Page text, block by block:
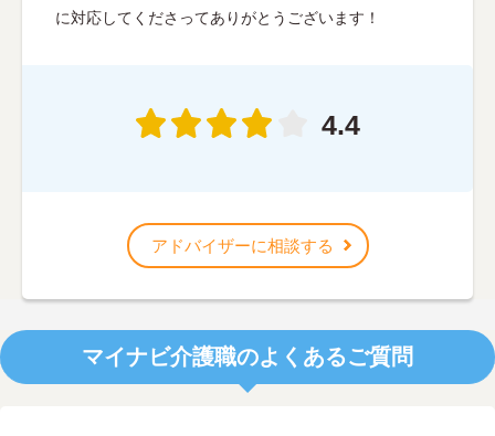
に対応してくださってありがとうございます！
4.4
アドバイザーに相談する
マイナビ介護職のよくあるご質問